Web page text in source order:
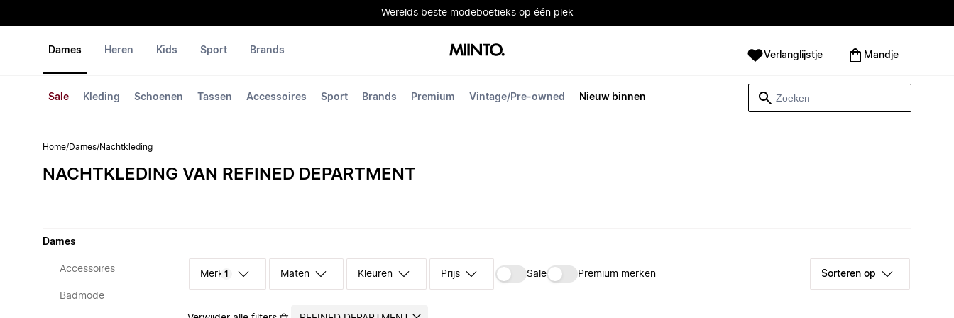
Werelds beste modeboetieks op één plek
Dames
Sale Kleding Schoenen Tassen Accessoires Sport Brands Premium Vintage/Pre-owned Nieuw binnen
Heren Kids Sport Brands Verlanglijstje Mandje
Home/Dames/Nachtkleding
NACHTKLEDING VAN REFINED DEPARTMENT
Dames
Accessoires
Badmode
Merk 1 Maten Kleuren Prijs Sale Premium merken Sorteren op